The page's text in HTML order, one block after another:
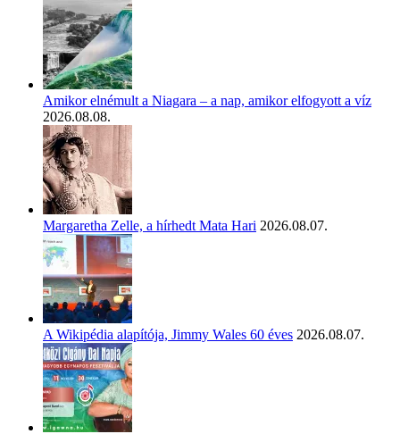
Amikor elnémult a Niagara – a nap, amikor elfogyott a víz
2026.08.08.
Margaretha Zelle, a hírhedt Mata Hari 2026.08.07.
A Wikipédia alapítója, Jimmy Wales 60 éves 2026.08.07.